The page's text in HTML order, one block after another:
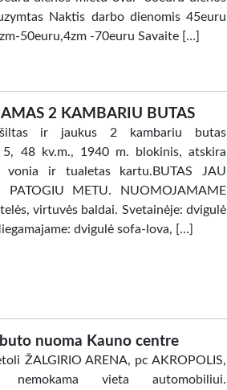
Naktis darbo dienomis 45euru
50euru,4zm -70euru Savaite […]
2 KAMBARIU BUTAS
šiltas ir jaukus 2 kambariu butas
48 kv.m., 1940 m. blokinis, atskira
vonia ir tualetas kartu.BUTAS JAU
PATOGIU METU. NUOMOJAMAME
virtuvės baldai. Svetainėje: dvigulė
dvigulė sofa-lova, […]
nuoma Kauno centre
ŽALGIRIO ARENA, pc AKROPOLIS,
nemokama vieta automobiliui.